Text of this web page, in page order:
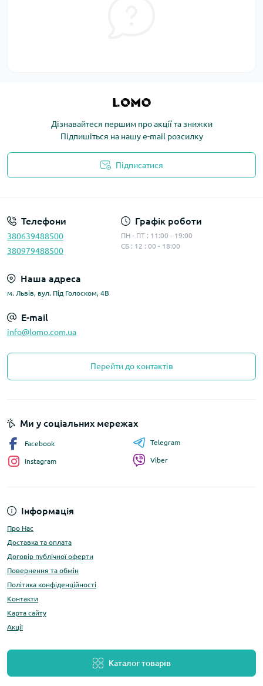
Дізнавайтеся першим про акції та знижки
Підпишіться на нашу e-mail розсилку
Підписатися
Телефони
380639488500
380979488500
Графік роботи
ПН - ПТ : 11:00 - 19:00
СБ : 12 : 00 - 18:00
Наша адреса
м. Львів, вул. Під Голоском, 4В
E-mail
info@lomo.com.ua
Перейти до контактів
Інформація
Про Нас
Доставка та оплата
Договір публічної оферти
Повернення та обмін
Політика конфіденційності
Контакти
Карта сайту
Акції
Каталог товарів
Ми у соціальних мережах
Facebook
Instagram
Telegram
Viber